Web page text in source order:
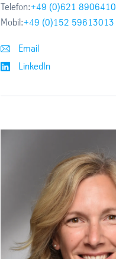
Telefon:+49 (0)621 8906410
Mobil:+49 (0)152 59613013
Email
LinkedIn